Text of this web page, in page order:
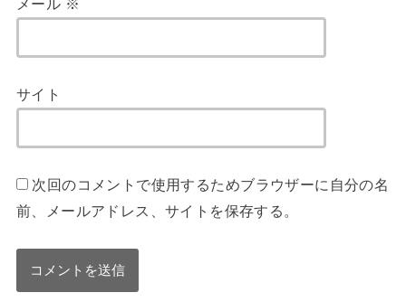
メール ※
サイト
次回のコメントで使用するためブラウザーに自分の名
前、メールアドレス、サイトを保存する。